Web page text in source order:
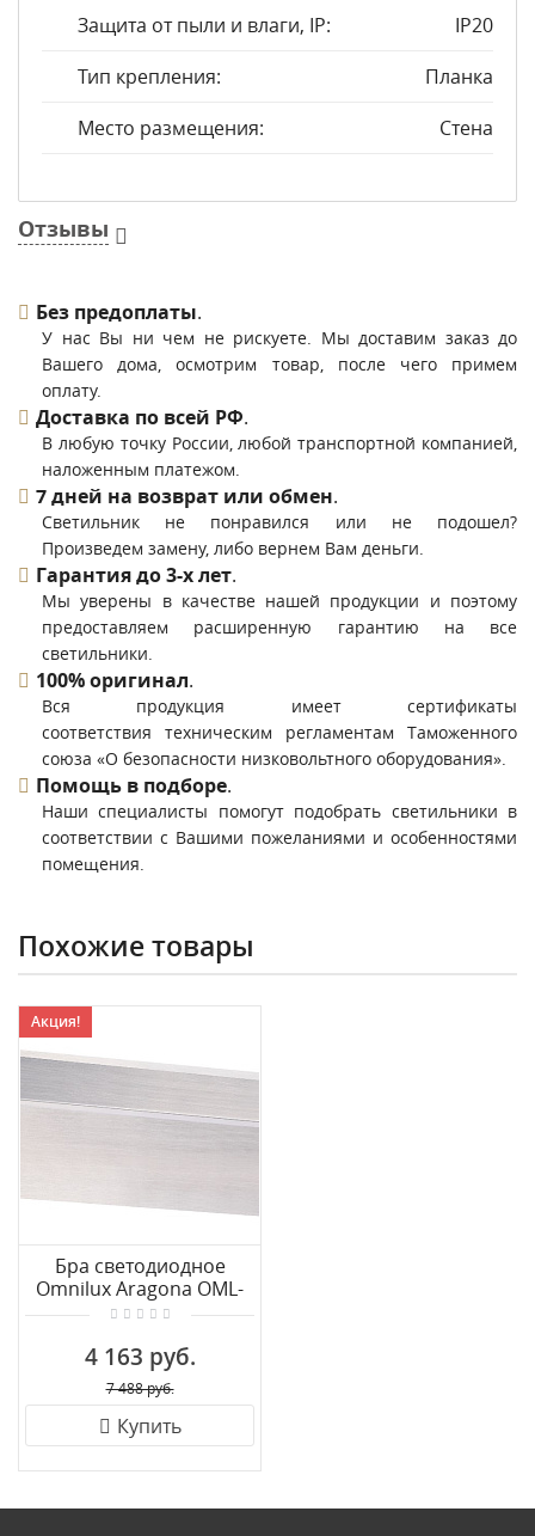
Защита от пыли и влаги, IP:
IP20
Тип крепления:
Планка
Место размещения:
Стена
Отзывы
Без предоплаты.
У нас Вы ни чем не рискуете. Мы доставим заказ до
Вашего дома, осмотрим товар, после чего примем
оплату.
Доставка по всей РФ.
В любую точку России, любой транспортной компанией,
наложенным платежом.
7 дней на возврат или обмен.
Светильник не понравился или не подошел?
Произведем замену, либо вернем Вам деньги.
Гарантия до 3-х лет.
Мы уверены в качестве нашей продукции и поэтому
предоставляем расширенную гарантию на все
светильники.
100% оригинал.
Вся продукция имеет сертификаты
соответствия техническим регламентам Таможенного
союза «О безопасности низковольтного оборудования».
Помощь в подборе.
Наши специалисты помогут подобрать светильники в
соответствии с Вашими пожеланиями и особенностями
помещения.
Похожие товары
Акция!
Бра светодиодное
Omnilux Aragona OML-
20011-14
4 163 руб.
7 488 руб.
Купить